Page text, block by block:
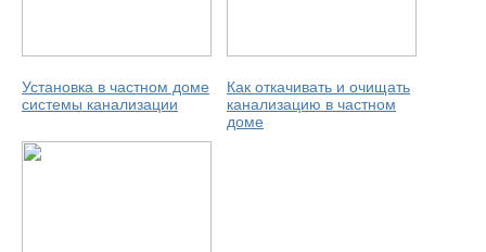
Установка в частном доме
системы канализации
Как откачивать и очищать
канализацию в частном
доме